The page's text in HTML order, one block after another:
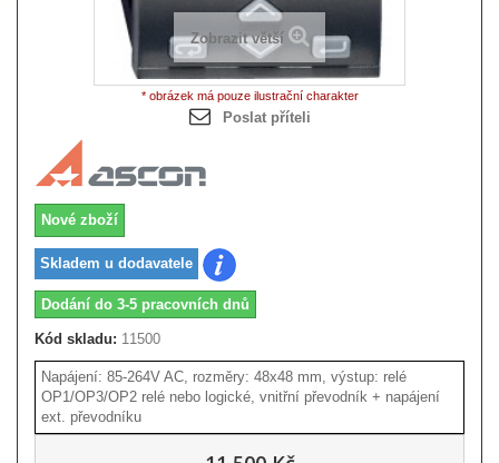
Zobrazit větší
* obrázek má pouze ilustrační charakter
Poslat příteli
Nové zboží
Skladem u dodavatele
Dodání do 3-5 pracovních dnů
Kód skladu: 11500
Napájení: 85-264V AC, rozměry: 48x48 mm, výstup: relé
OP1/OP3/OP2 relé nebo logické, vnitřní převodník + napájení
ext. převodníku